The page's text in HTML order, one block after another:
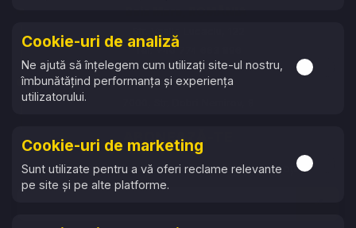
Tel: +40 774 663 896
Ruse, BULGARIA
ABONEAZĂ-TE
Primește cele mai recente noutăți și promoții
Cookie-uri de analiză
Ne ajută să înțelegem cum utilizați site-ul nostru,
îmbunătățind performanța și experiența
utilizatorului.
Activare
Cookie-uri de marketing
Sunt utilizate pentru a vă oferi reclame relevante
pe site și pe alte platforme.
Activare